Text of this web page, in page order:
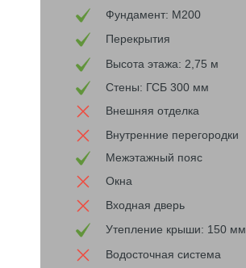
Фундамент: М200
Перекрытия
Высота этажа: 2,75 м
Стены: ГСБ 300 мм
Внешняя отделка
Внутренние перегородки
Межэтажный пояс
Окна
Входная дверь
Утепление крыши: 150 мм
Водосточная система